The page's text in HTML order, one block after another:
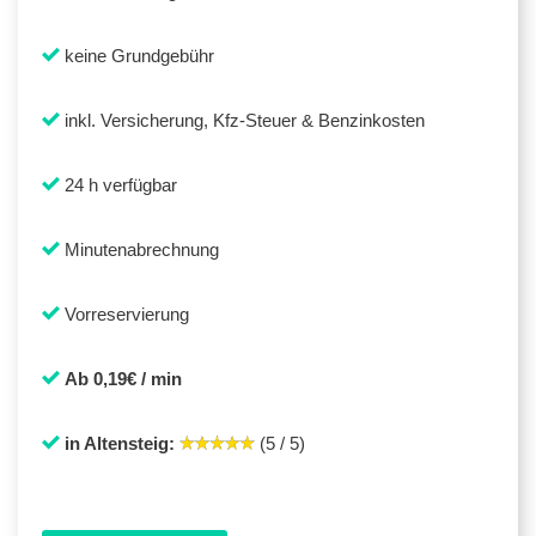
keine Grundgebühr
inkl. Versicherung, Kfz-Steuer & Benzinkosten
24 h verfügbar
Minutenabrechnung
Vorreservierung
Ab 0,19€ / min
in Altensteig: (5 / 5)